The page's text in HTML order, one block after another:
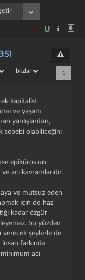
bkzlar 1
kapitalist
ve yaşam
yanlışlardan,
sebebi olabiliceğini
epiküros'un
acı kavramlarıdır.
ve mutsuz eden
için de haz
kadar özgür
bu yüzden
verecek şeylerle de
insan farkında
acı